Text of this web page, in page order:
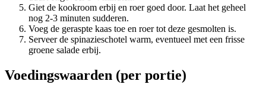
Giet de kookroom erbij en roer goed door. Laat het geheel
nog 2-3 minuten sudderen.
Voeg de geraspte kaas toe en roer tot deze gesmolten is.
Serveer de spinazieschotel warm, eventueel met een frisse
groene salade erbij.
Voedingswaarden (per portie)